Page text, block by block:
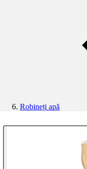
Robineți apă